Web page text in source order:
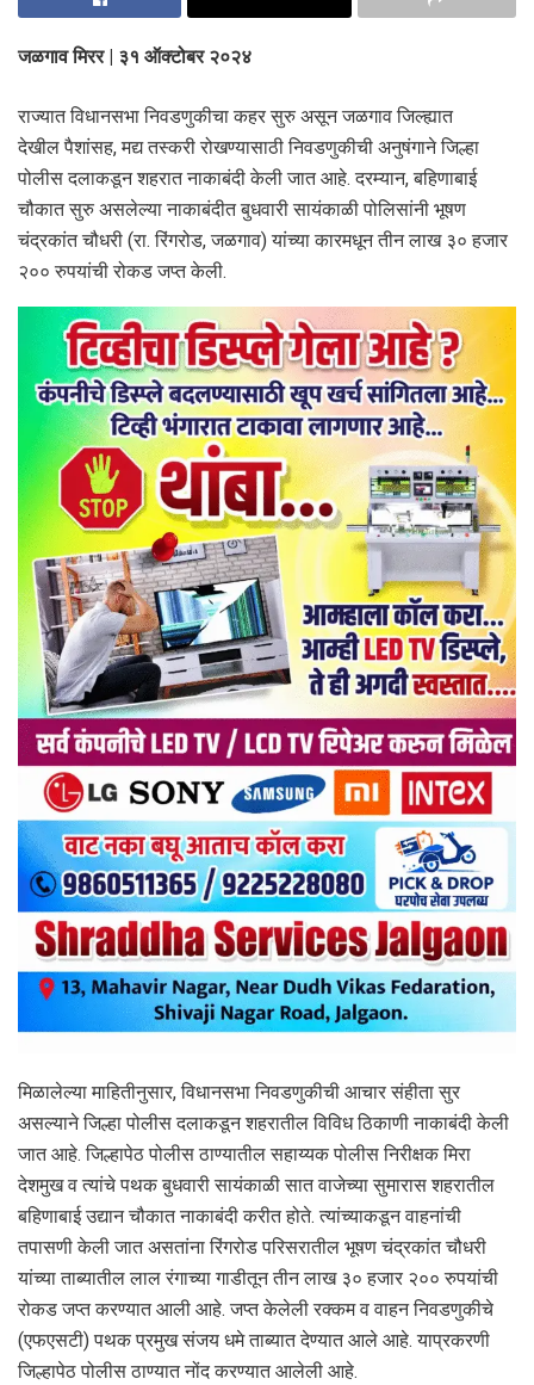
जळगाव मिरर | ३१ ऑक्टोबर २०२४
राज्यात विधानसभा निवडणुकीचा कहर सुरु असून जळगाव जिल्ह्यात
देखील पैशांसह, मद्य तस्करी रोखण्यासाठी निवडणुकीची अनुषंगाने जिल्हा
पोलीस दलाकडून शहरात नाकाबंदी केली जात आहे. दरम्यान, बहिणाबाई
चौकात सुरु असलेल्या नाकाबंदीत बुधवारी सायंकाळी पोलिसांनी भूषण
चंद्रकांत चौधरी (रा. रिंगरोड, जळगाव) यांच्या कारमधून तीन लाख ३० हजार
२०० रुपयांची रोकड जप्त केली.
मिळालेल्या माहितीनुसार, विधानसभा निवडणुकीची आचार संहीता सुर
असल्याने जिल्हा पोलीस दलाकडून शहरातील विविध ठिकाणी नाकाबंदी केली
जात आहे. जिल्हापेठ पोलीस ठाण्यातील सहाय्यक पोलीस निरीक्षक मिरा
देशमुख व त्यांचे पथक बुधवारी सायंकाळी सात वाजेच्या सुमारास शहरातील
बहिणाबाई उद्यान चौकात नाकाबंदी करीत होते. त्यांच्याकडून वाहनांची
तपासणी केली जात असतांना रिंगरोड परिसरातील भूषण चंद्रकांत चौधरी
यांच्या ताब्यातील लाल रंगाच्या गाडीतून तीन लाख ३० हजार २०० रुपयांची
रोकड जप्त करण्यात आली आहे. जप्त केलेली रक्कम व वाहन निवडणुकीचे
(एफएसटी) पथक प्रमुख संजय धमे ताब्यात देण्यात आले आहे. याप्रकरणी
जिल्हापेठ पोलीस ठाण्यात नोंद करण्यात आलेली आहे.